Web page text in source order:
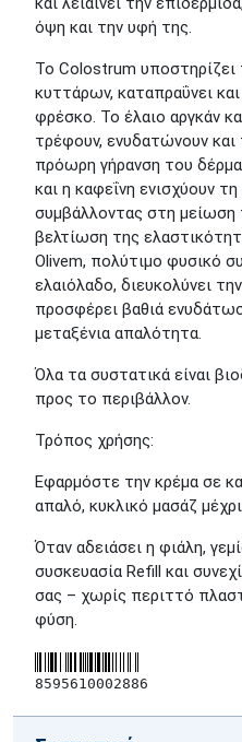
όψη και την υφή της.
Το Colostrum υποστηρίζει
κυττάρων, καταπραΰνει
φρέσκο. Το έλαιο αργκάν
τρέφουν, ενυδατώνουν
πρόωρη γήρανση του
και η καφεΐνη ενισχύουν
συμβάλλοντας στη μείωση
βελτίωση της
Olivem, πολύτιμο φυσικό
ελαιόλαδο, διευκολύνει
προσφέρει βαθιά
μεταξένια απαλότητα.
Όλα τα συστατικά είναι
προς το περιβάλλον.
Τρόπος χρήσης:
Εφαρμόστε την κρέμα σε
απαλό, κυκλικό μασάζ
Όταν αδειάσει η φιάλη,
συσκευασία Refill και
σας – χωρίς περιττό
φύση.
8595610002886